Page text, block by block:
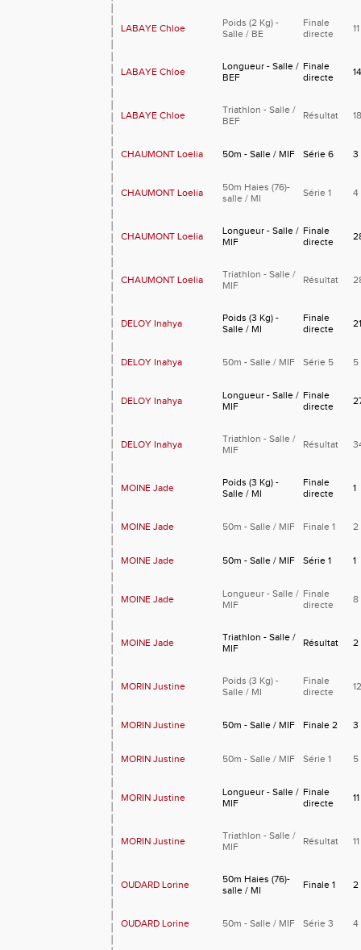
LABAYE Chloe
Poids (2 Kg) -
Salle / BE
Finale
directe
11
LABAYE Chloe
Longueur - Salle /
BEF
Finale
directe
14
LABAYE Chloe
Triathlon - Salle /
BEF
Résultat 18
CHAUMONT Loelia 50m - Salle / MIF Série 6 3
CHAUMONT Loelia
50m Haies (76)-
salle / MI
Série 1 4
CHAUMONT Loelia
Longueur - Salle /
MIF
Finale
directe
CHAUMONT Loelia
Triathlon - Salle /
MIF
Résultat
DELOY Inahya
Poids (3 Kg) -
Salle / MI
Finale
directe
21
DELOY Inahya 50m - Salle / MIF Série 5 5
DELOY Inahya
Longueur - Salle /
MIF
Finale
directe
DELOY Inahya
Triathlon - Salle /
MIF
Résultat
MOINE Jade
Poids (3 Kg) -
Salle / MI
Finale
directe
1
MOINE Jade 50m - Salle / MIF Finale 1 2
MOINE Jade 50m - Salle / MIF Série 1 1
MOINE Jade
Longueur - Salle /
MIF
Finale
directe
8
MOINE Jade
Triathlon - Salle /
MIF
Résultat 2
MORIN Justine
Poids (3 Kg) -
Salle / MI
Finale
directe
12
MORIN Justine 50m - Salle / MIF Finale 2 3
MORIN Justine 50m - Salle / MIF Série 1 5
MORIN Justine
Longueur - Salle /
MIF
Finale
directe
11
MORIN Justine
Triathlon - Salle /
MIF
Résultat 11
OUDARD Lorine
50m Haies (76)-
salle / MI
Finale 1 2
OUDARD Lorine 50m - Salle / MIF Série 3 4